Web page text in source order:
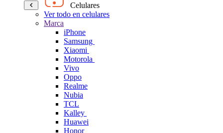
Celulares
Ver todo en celulares
Marca
iPhone
Samsung
Xiaomi
Motorola
Vivo
Oppo
Realme
Nubia
TCL
Kalley
Huawei
Honor